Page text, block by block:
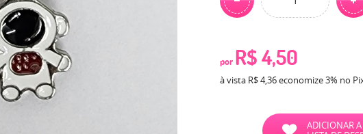
por R$ 4,50
à vista R$ 4,36economize3% no
ADICIONAR A